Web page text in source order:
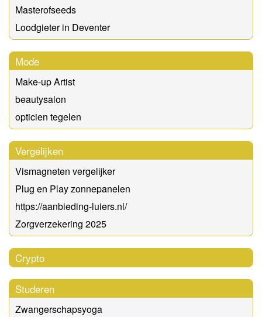
Masterofseeds
Loodgieter in Deventer
Mode
Make-up Artist
beautysalon
opticien tegelen
Vergelijken
Vismagneten vergelijker
Plug en Play zonnepanelen
https://aanbieding-luiers.nl/
Zorgverzekering 2025
Crypto
Studeren
Zwangerschapsyoga